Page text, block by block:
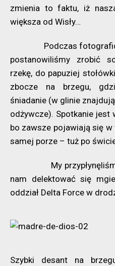
zmienia to faktu, iż
większa od Wisły…
Podczas
postanowiliśmy zrobić
rzekę, do papuziej
zbocze na brzegu,
śniadanie (w glinie
odżywcze). Spotkanie jest
bo zawsze pojawiają się
samej porze – tuż po
My przypłynęliśmy
nam delektować się
oddział Delta Force w
Szybki desant na